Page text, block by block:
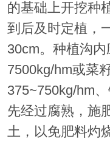
的基础上开挖种
到后及时定植，
30cm。种植沟
7500kg/hm或菜
375~750kg/hm
先经过腐熟，施
土，以免肥料灼